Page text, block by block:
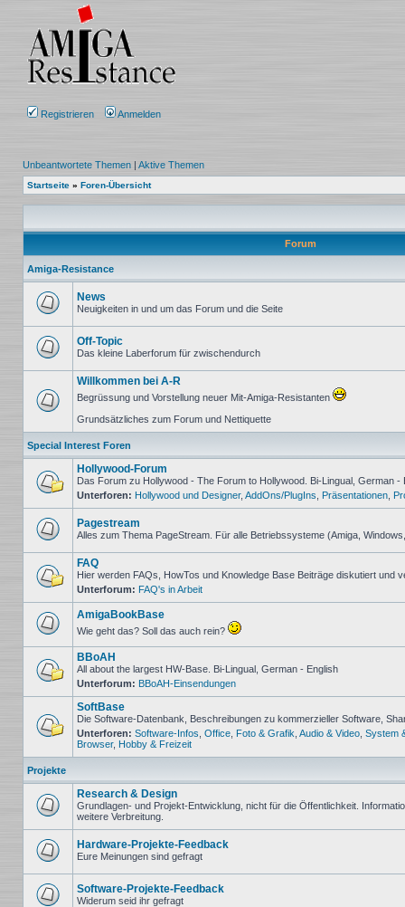
Registrieren Anmelden
Unbeantwortete Themen | Aktive Themen
Startseite » Foren-Übersicht
Forum
Amiga-Resistance
ungelesenen
Beiträge
News
Neuigkeiten in und um das Forum und die Seite
ungelesenen
Beiträge
Off-Topic
Das kleine Laberforum für zwischendurch
Keine
Willkommen bei A-R
Begrüssung und Vorstellung neuer Mit-Amiga-Resistanten
Grundsätzliches zum Forum und Nettiquette
Special Interest Foren
Keine
ungelesenen
Beiträge
Hollywood-Forum
Das Forum zu Hollywood - The Forum to Hollywood. Bi-Lingual, German -
Unterforen: Hollywood und Designer, AddOns/PlugIns Präsentationen
ungelesenen
Beiträge
Pagestream
Alles zum Thema PageStream. Für alle Betriebssysteme (Amiga,
Keine
ungelesenen
Beiträge
FAQ
Hier werden FAQs, HowTos und Knowledge Base Beiträge diskutiert und
Unterforum: FAQ's in Arbeit
ungelesenen
Beiträge
AmigaBookBase
Wie geht das? Soll das auch rein?
Keine
ungelesenen
Beiträge
BBoAH
All about the largest HW-Base. Bi-Lingual, German - English
Unterforum: BBoAH-Einsendungen
Keine
ungelesenen
SoftBase
Die Software-Datenbank, Beschreibungen zu kommerzieller Software,
Unterforen: Software-Infos Office Foto & Grafik Audio & Video System
Browser, Hobby & Freizeit
Projekte
Keine
ungelesenen
Beiträge
Research & Design
Grundlagen- und Projekt-Entwicklung, nicht für die Öffentlichkeit.
weitere Verbreitung.
ungelesenen
Beiträge
Hardware-Projekte-Feedback
Eure Meinungen sind gefragt
Software-Projekte-Feedback
Widerum seid ihr gefragt